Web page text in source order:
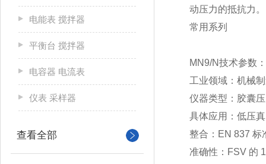
电能表 搅拌器
平衡台 搅拌器
电容器 电流表
仪表 采样器
查看全部
动压力的抵抗力。
常用系列
MN9/N技术参数：
工业领域：机械
仪器类型：胶囊
具体应用：低压
整合：EN 837 标
准确性：FSV 的